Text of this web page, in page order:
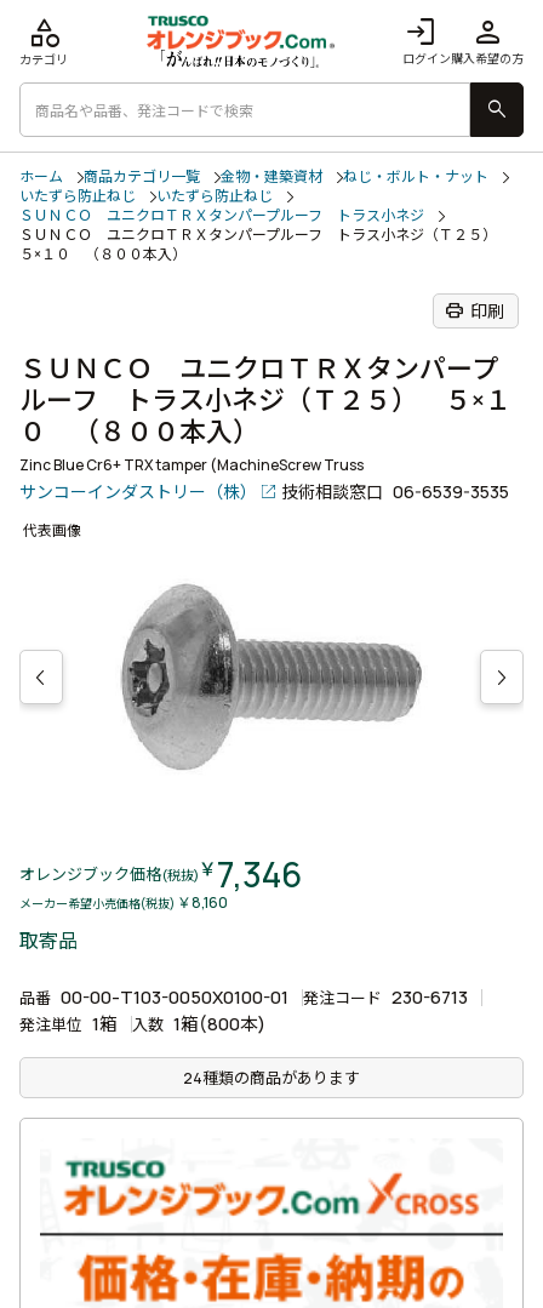
login
ログイン
person
購入希望の方
category
カテゴリ
search
ホーム 商品カテゴリ一覧 金物・建築資材
ねじ・ボルト・ナット
いたずら防止ねじ
いたずら防止ねじ
ＳＵＮＣＯ ユニクロＴＲＸタンパープルーフ トラス小ネジ
ＳＵＮＣＯ ユニクロＴＲＸタンパープルーフ トラス小ネジ（Ｔ２５）
５×１０ （８００本入）
print 印刷
ＳＵＮＣＯ ユニクロＴＲＸタンパープ
ルーフ トラス小ネジ（Ｔ２５） ５×１
０ （８００本入）
Zinc Blue Cr6+ TRX tamper (MachineScrew Truss
サンコーインダストリー（株） 技術相談窓口 06-6539-3535
代表画像
オレンジブック価格(税抜) ￥7,346
メーカー希望小売価格(税抜) ￥8,160
取寄品
品番 00-00-T103-0050X0100-01 発注コード 230-6713
発注単位 1箱 入数 1箱(800本)
24種類の商品があります